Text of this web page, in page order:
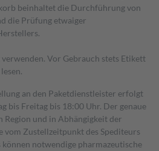
beinhaltet die Durchführung von
die Prüfung etwaiger
Vor Gebrauch stets Etikett
an den Paketdienstleister erfolgt
bis Freitag bis 18:00 Uhr. Der genaue
Region und in Abhängigkeit der
Zustellzeitpunkt des Spediteurs
notwendige pharmazeutische